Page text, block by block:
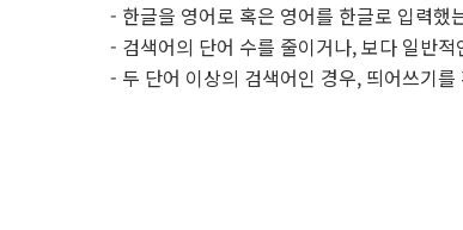
- 한글을 영어로 혹은 영어를 한글로 입력했
- 검색어의 단어 수를 줄이거나, 보다 일반
- 두 단어 이상의 검색어인 경우, 띄어쓰기